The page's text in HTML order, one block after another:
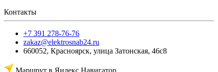
Контакты
+7 391 278-76-76
zakaz@elektrosnab24.ru
660052, Красноярск, улица Затонская, 46с8
Маршрут в Яндекс.Навигатор